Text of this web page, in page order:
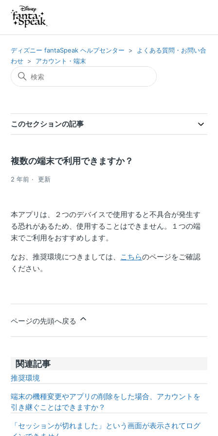
ディズニー fantaSpeak ヘルプセンター
よくある質問・お問い合
わせ
アカウント・端末
このセクションの記事
複数の端末で利用できますか？
2 年前 更新
本アプリは、２つのデバイスで使用すると不具合が発生す
る恐れがあるため、使用することはできません。１つの端
末でご利用をおすすめします。
なお、推奨環境につきましては、 こちらのページをご確認
ください。
ページの先頭へ戻る
関連記事
推奨環境
端末の機種変更やアプリの削除をした場合、アカウントを
引き継ぐことはできますか？
「セッションが切れました」という画面が表示されてログ